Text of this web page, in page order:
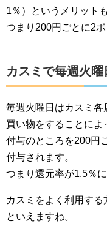
1％）というメリット
つまり200円ごとに2ポ
カスミで毎週火
毎週火曜日はカスミ
買い物をすることに
付与のところを200円
付与されます。
つまり還元率が1.5％に
カスミをよく利用す
といえますね。